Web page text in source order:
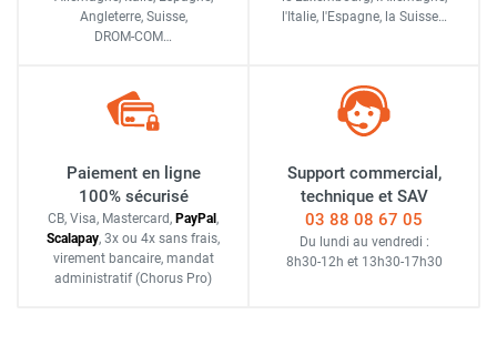
Angleterre, Suisse,
DROM-COM…
l'Italie, l'Espagne, la Suisse…
Paiement en ligne
100% sécurisé
CB, Visa, Mastercard, PayPal ,
Scalapay, 3x ou 4x sans frais,
virement bancaire, mandat
administratif (Chorus Pro)
Support commercial,
technique et SAV
03 88 08 67 05
Du lundi au vendredi :
8h30-12h et 13h30-17h30